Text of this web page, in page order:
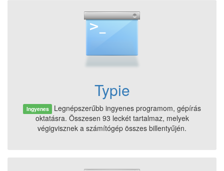
Typie
Ingyenes Legnépszerűbb ingyenes programom, gépírás
oktatásra. Összesen 93 leckét tartalmaz, melyek
végigvisznek a számítógép összes billentyűjén.